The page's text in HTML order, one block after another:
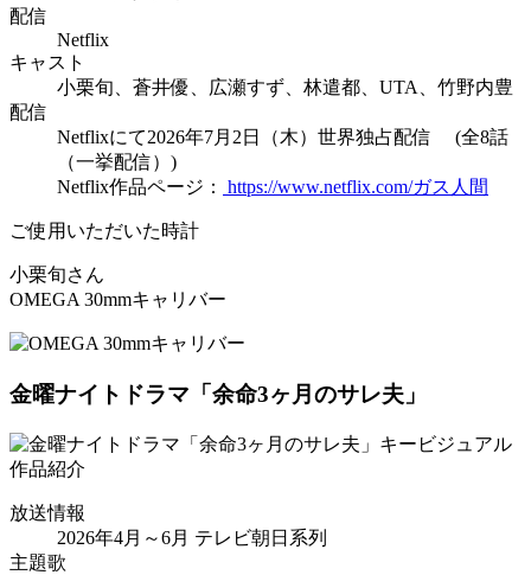
配信
Netflix
キャスト
小栗旬、蒼井優、広瀬すず、林遣都、UTA、竹野内豊
配信
Netflixにて2026年7月2日（木）世界独占配信 (全8話
（一挙配信）)
Netflix作品ページ：
https://www.netflix.com/ガス人間
ご使用いただいた時計
小栗旬さん
OMEGA 30mmキャリバー
金曜ナイトドラマ「余命3ヶ月のサレ夫」
作品紹介
放送情報
2026年4月～6月 テレビ朝日系列
主題歌